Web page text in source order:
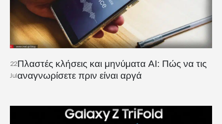
22
Jul
Πλαστές κλήσεις και μηνύματα AI: Πώς να τις
αναγνωρίσετε πριν είναι αργά